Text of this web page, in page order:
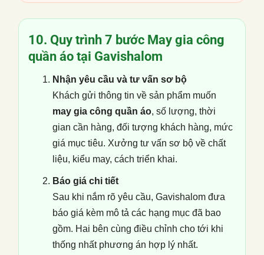
10. Quy trình 7 bước May gia công
quần áo tại Gavishalom
Nhận yêu cầu và tư vấn sơ bộ
Khách gửi thông tin về sản phẩm muốn
may gia công quần áo, số lượng, thời
gian cần hàng, đối tượng khách hàng, mức
giá mục tiêu. Xưởng tư vấn sơ bộ về chất
liệu, kiểu may, cách triển khai.
Báo giá chi tiết
Sau khi nắm rõ yêu cầu, Gavishalom đưa
báo giá kèm mô tả các hạng mục đã bao
gồm. Hai bên cùng điều chỉnh cho tới khi
thống nhất phương án hợp lý nhất.